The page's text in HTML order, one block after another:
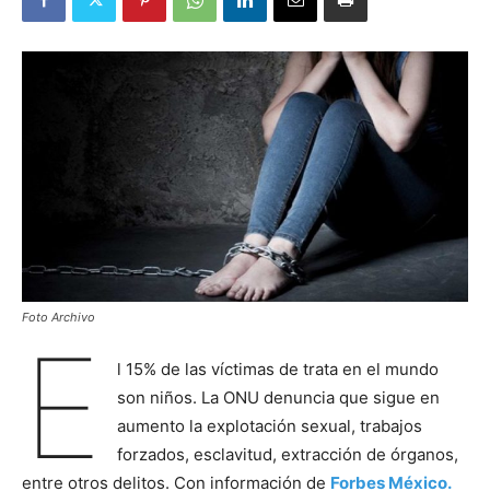
Foto Archivo
E
l 15% de las víctimas de trata en el mundo
son niños. La ONU denuncia que sigue en
aumento la explotación sexual, trabajos
forzados, esclavitud, extracción de órganos,
entre otros delitos. Con información de Forbes México.